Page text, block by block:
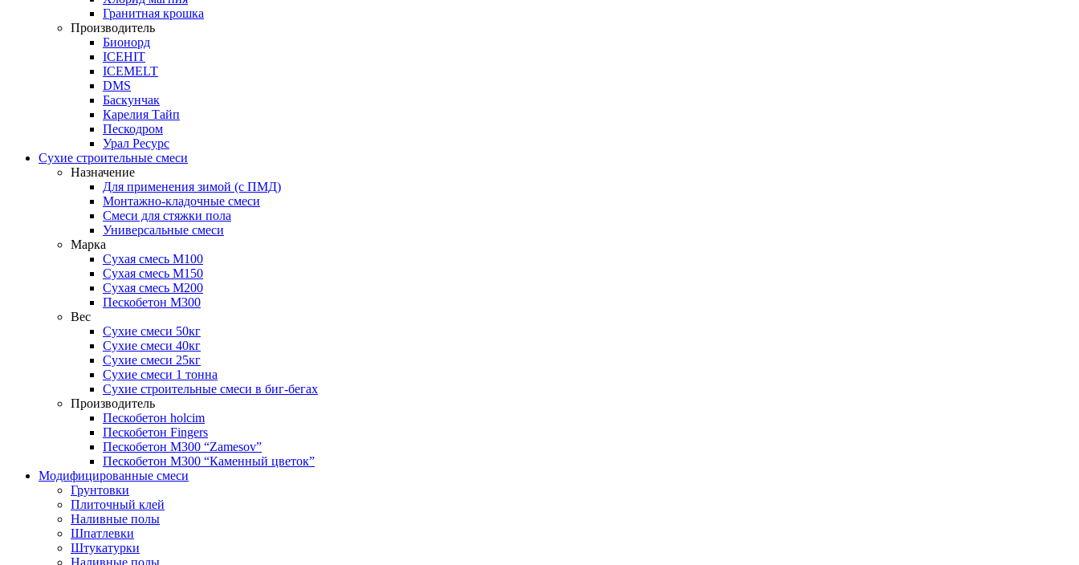
Гранитная крошка
Производитель
Бионорд
ICEHIT
ICEMELT
DMS
Баскунчак
Карелия Тайп
Пескодром
Урал Ресурс
Сухие строительные смеси
Назначение
Для применения зимой (с ПМД)
Монтажно-кладочные смеси
Смеси для стяжки пола
Универсальные смеси
Марка
Сухая смесь М100
Сухая смесь М150
Сухая смесь М200
Пескобетон М300
Вес
Сухие смеси 50кг
Сухие смеси 40кг
Сухие смеси 25кг
Сухие смеси 1 тонна
Сухие строительные смеси в биг-бегах
Производитель
Пескобетон holcim
Пескобетон Fingers
Пескобетон М300 “Zamesov”
Пескобетон М300 “Каменный цветок”
Модифицированные смеси
Грунтовки
Плиточный клей
Наливные полы
Шпатлевки
Штукатурки
Наливные полы